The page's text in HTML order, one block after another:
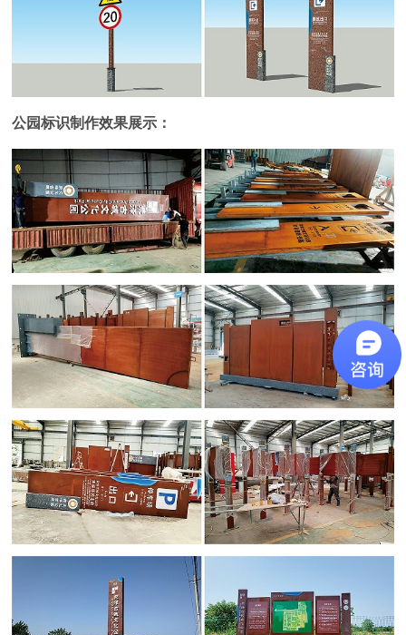
公园标识制作效果展示：